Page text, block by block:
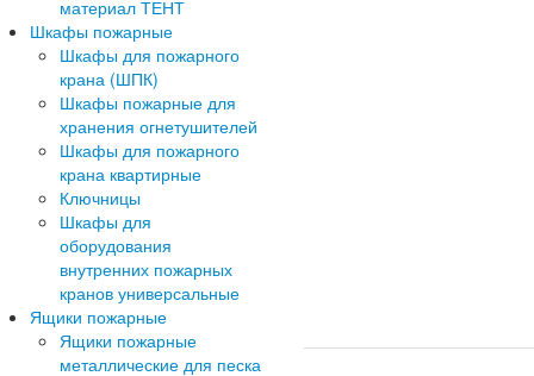
материал ТЕНТ
Шкафы пожарные
Шкафы для пожарного
крана (ШПК)
Шкафы пожарные для
хранения огнетушителей
Шкафы для пожарного
крана квартирные
Ключницы
Шкафы для
оборудования
внутренних пожарных
кранов универсальные
Ящики пожарные
Ящики пожарные
металлические для песка